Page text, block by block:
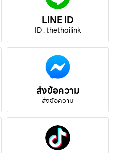
LINE ID
ID : thethailink
ส่งข้อความ
ส่งข้อความ